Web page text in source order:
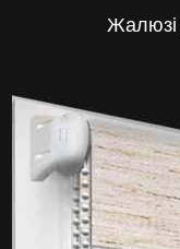
Жалюзі